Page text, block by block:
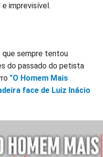
imprevisível.
que sempre tentou
do passado do petista
"O Homem Mais
face de Luiz Inácio